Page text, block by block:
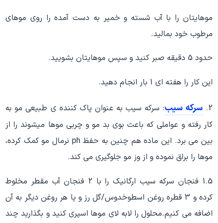
موهایتان را با آب شسته و خمیر به دست آمده را روی موهای
مرطوب خود بمالید.
حدود 5 دقیقه صبر کنید و سپس موهایتان بشویید.
این کار را هفته ای 1 بار انجام دهید.
2. سرکه سیب: سرکه سیب به عنوان پاک کننده ی طبیعی مو به
کار رفته و عواملی که باعث بوی بد مو و چربی موها میشوند را از
بین می برد. این ماده هم چنین به حفظ ph نرمال مو کمک کرده،
موها را براق نموده و از وز مو جلوگیری می کند.
1.5 فنجان سرکه سیب ارگانیک را با 2 فنجان آب مقطر مخلوط
کرده و 3 قطره روغن اسطوخدوس/گل رز و یا هر روغن دیگر به آن
اضافه می کنیم.محلول را لابه لای موها اسپری کنید و بگذارید چند